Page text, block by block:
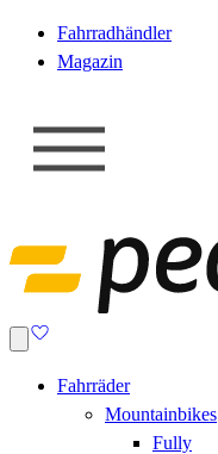
Fahrradhändler
Magazin
Fahrräder
Mountainbikes
Fully